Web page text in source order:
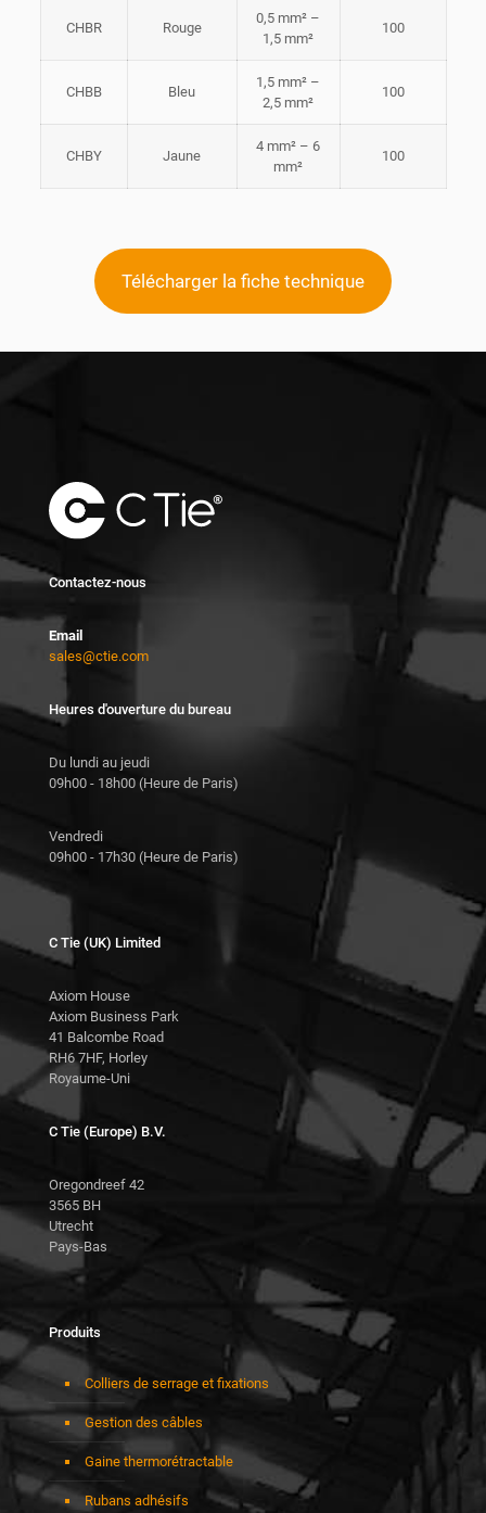
CHBR Rouge
0,5 mm² –
1,5 mm²
100
CHBB Bleu
1,5 mm² –
2,5 mm²
100
CHBY Jaune
4 mm² – 6
mm²
100
Télécharger la fiche technique
Contactez-nous
Email
sales@ctie.com
Heures d'ouverture du bureau
Du lundi au jeudi
09h00 - 18h00 (Heure de Paris)
Vendredi
09h00 - 17h30 (Heure de Paris)
C Tie (UK) Limited
Axiom House
Axiom Business Park
41 Balcombe Road
RH6 7HF, Horley
Royaume-Uni
C Tie (Europe) B.V.
Oregondreef 42
3565 BH
Utrecht
Pays-Bas
Produits
Colliers de serrage et fixations
Gestion des câbles
Gaine thermorétractable
Rubans adhésifs